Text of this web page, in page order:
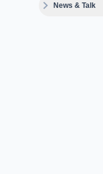
expand_moreNews & Talk